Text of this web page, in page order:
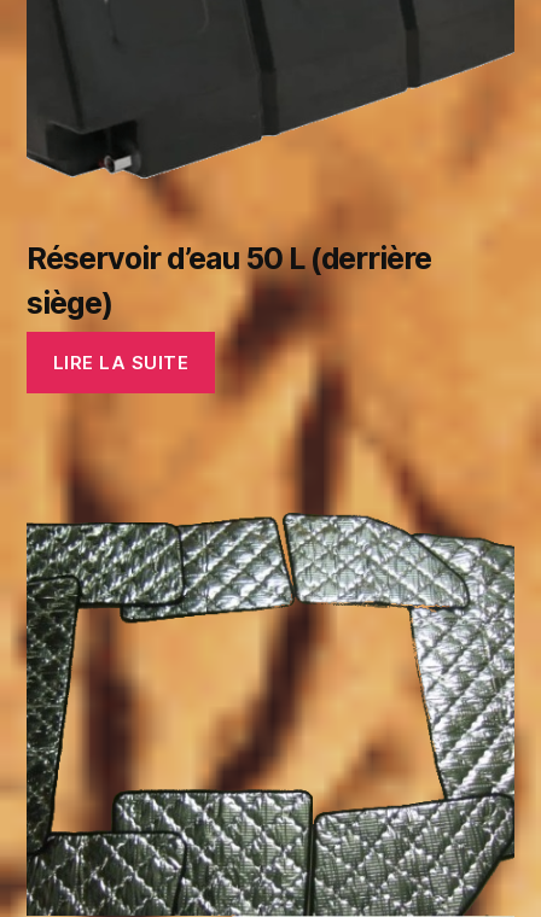
Réservoir d’eau 50 L (derrière
siège)
LIRE LA SUITE